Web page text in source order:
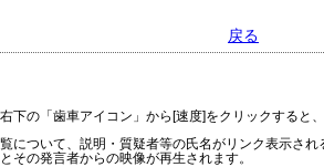
戻る
右下の「歯車アイコン」から[速度]をクリックすると
覧について、説明・質疑者等の氏名がリンク表示さ
その発言者からの映像が再生されます。